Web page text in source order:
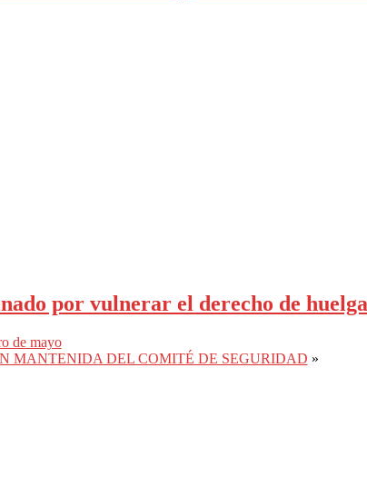
por vulnerar el derecho de
de mayo
MANTENIDA DEL COMITÉ DE SEGURIDAD »